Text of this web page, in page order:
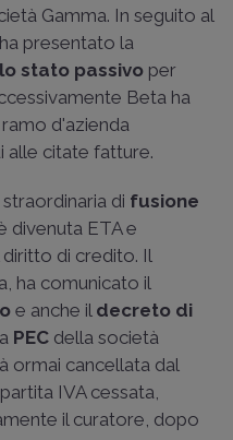
Gamma. In seguito al
presentato la
stato passivo per
Beta ha
d'azienda
alle citate fatture.
di fusione
divenuta ETA e
di credito. Il
ha comunicato il
e anche il decreto di
PEC della società
ormai cancellata dal
IVA cessata,
il curatore, dopo